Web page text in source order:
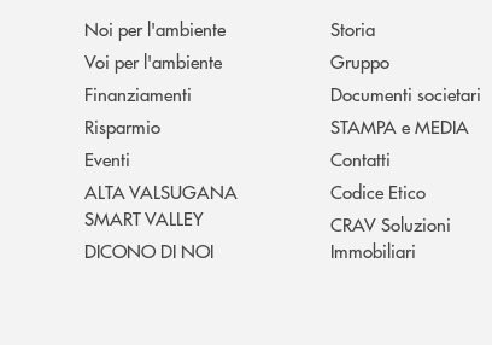
Noi per l'ambiente
Voi per l'ambiente
Finanziamenti
Risparmio
Eventi
ALTA VALSUGANA
SMART VALLEY
DICONO DI NOI
Storia
Gruppo
Documenti societari
STAMPA e MEDIA
Contatti
Codice Etico
CRAV Soluzioni
Immobiliari